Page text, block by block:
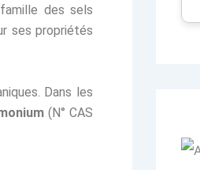
des sels
ses propriétés
Dans les
(N° CAS